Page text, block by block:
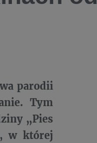
parodii
Tym
„Pies
w której